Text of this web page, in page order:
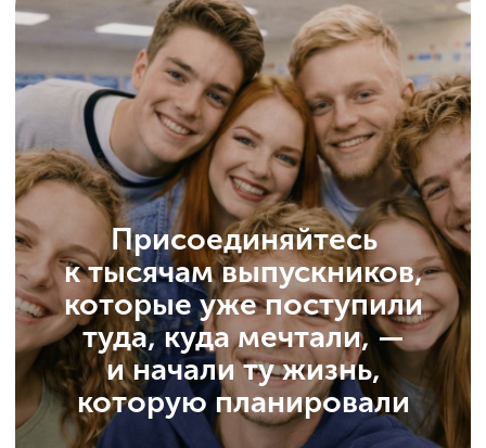
© ИнтернетУрок, 2009−2025
© ООО «ИНТЕРДА» ИНН 7 715
706 679, 2014−2025
Соглашение о пользовании сайтом
Политика в отношении обработки персональных данных
Сведения об образовательной организации
Условия акций